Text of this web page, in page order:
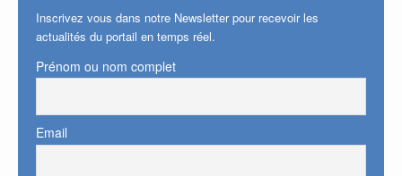
Inscrivez vous dans notre Newsletter pour recevoir les
actualités du portail en temps réel.
Prénom ou nom complet
Email